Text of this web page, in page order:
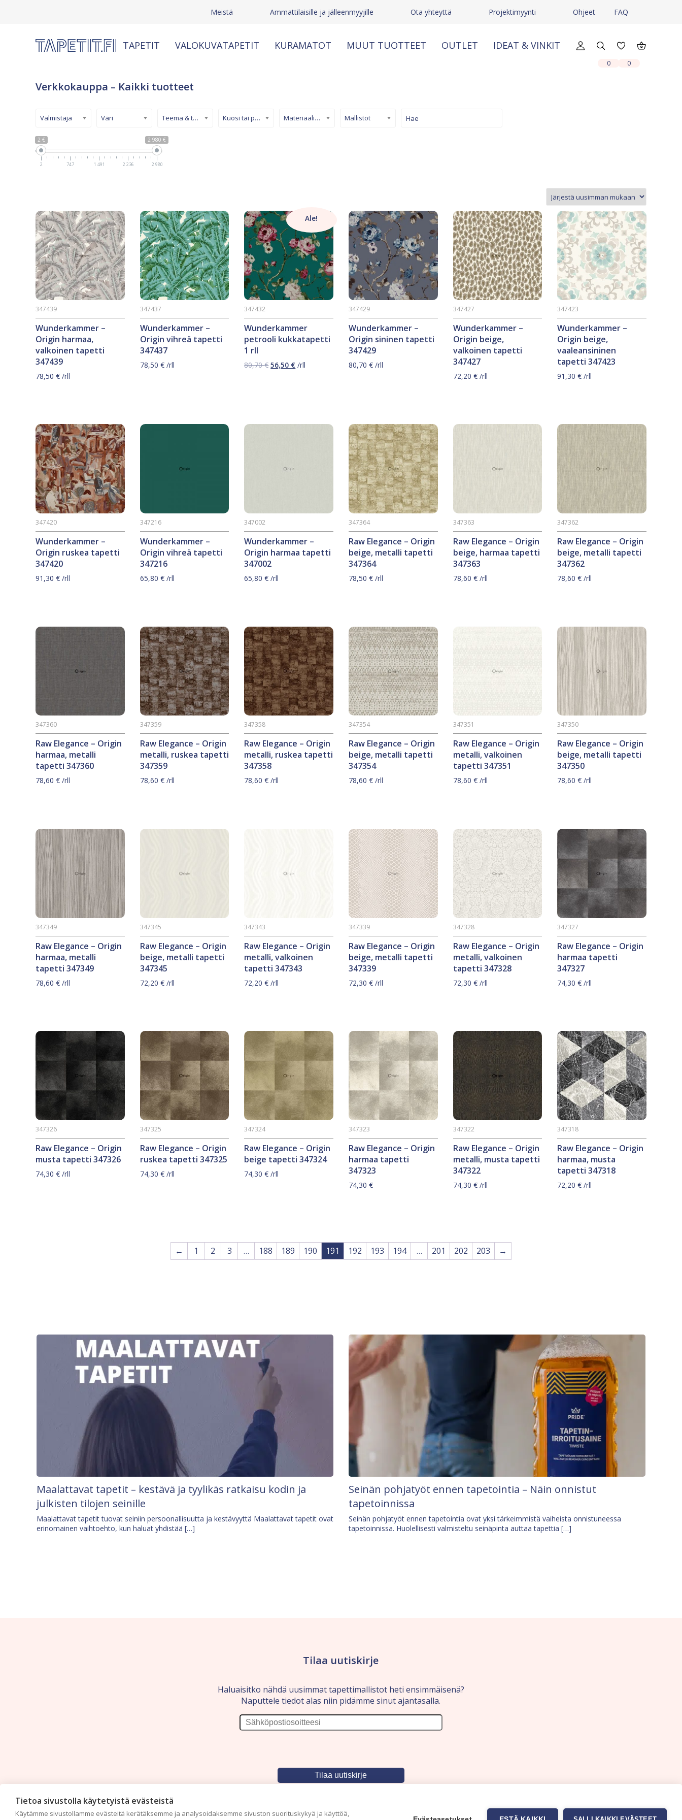
Tietoa sivustolla käytetyistä evästeistä
Käytämme sivustollamme evästeitä kerätäksemme ja analysoidaksemme sivuston suorituskykyä ja käyttöä,
Meistä Ammattilaisille ja jälleenmyyjille Ota yhteyttä Projektimyynti Ohjeet FAQ
TAPETIT VALOKUVATAPETIT KURAMATOT MUUT TUOTTEET OUTLET IDEAT & VINKIT
0 0
Verkkokauppa – Kaikki tuotteet
2 € 2 980 €
2 747 1 491 2 236 2 980
Valmistaja Väri Teema & tyyli Kuosi tai pinta Materiaali/ tuotetyyppi Mallistot
Wunderkammer –
Origin harmaa,
valkoinen tapetti
347439
347439
78,50 € /rll
Wunderkammer –
Origin vihreä tapetti
347437
347437
78,50 €/rll
Ale!
Wunderkammer
petrooli kukkatapetti
1 rll
347432
80,70€Alkuperäinen
56,50 €Nykyinen
/rll
Wunderkammer –
Origin sininen tapetti
347429
347429
80,70 €/rll
Wunderkammer –
Origin beige,
valkoinen tapetti
347427
347427
72,20 €/rll
Wunderkammer –
Origin beige,
vaaleansininen
tapetti 347423
347423
91,30€ /rll
Wunderkammer –
Origin ruskea tapetti
347420
347420
91,30 € /rll
Wunderkammer –
Origin vihreä tapetti
347216
347216
65,80 €/rll
Wunderkammer –
Origin harmaa tapetti
347002
347002
65,80€ /rll
Raw Elegance – Origin
beige, metalli tapetti
347364
347364
78,50 €/rll
Raw Elegance – Origin
beige, harmaa tapetti
347363
347363
78,60 €/rll
Raw Elegance – Origin
beige, metalli tapetti
347362
347362
78,60€ /rll
Raw Elegance – Origin
harmaa, metalli
tapetti 347360
347360
78,60 € /rll
Raw Elegance – Origin
metalli, ruskea tapetti
347359
347359
78,60 €/rll
Raw Elegance – Origin
metalli, ruskea tapetti
347358
347358
78,60€ /rll
Raw Elegance – Origin
beige, metalli tapetti
347354
347354
78,60 €/rll
Raw Elegance – Origin
metalli, valkoinen
tapetti 347351
347351
78,60 €/rll
Raw Elegance – Origin
beige, metalli tapetti
347350
347350
78,60€ /rll
Raw Elegance – Origin
harmaa, metalli
tapetti 347349
347349
78,60 € /rll
Raw Elegance – Origin
beige, metalli tapetti
347345
347345
72,20 €/rll
Raw Elegance – Origin
metalli, valkoinen
tapetti 347343
347343
72,20€ /rll
Raw Elegance – Origin
beige, metalli tapetti
347339
347339
72,30 €/rll
Raw Elegance – Origin
metalli, valkoinen
tapetti 347328
347328
72,30 €/rll
Raw Elegance – Origin
harmaa tapetti
347327
347327
74,30€ /rll
Raw Elegance – Origin
musta tapetti 347326
347326
74,30 € /rll
Raw Elegance – Origin
ruskea tapetti 347325
347325
74,30 €/rll
Raw Elegance – Origin
beige tapetti 347324
347324
74,30€ /rll
Raw Elegance – Origin
harmaa tapetti
347323
347323
74,30 €
Raw Elegance – Origin
metalli, musta tapetti
347322
347322
74,30 €/rll
Raw Elegance – Origin
harmaa, musta
tapetti 347318
347318
72,20€ /rll
← 1 2 3 … 188 189 190 191 192 193 194 … 201 202 203 →
Maalattavat tapetit – kestävä ja tyylikäs ratkaisu kodin ja
julkisten tilojen seinille
Maalattavat tapetit tuovat seiniin persoonallisuutta ja kestävyyttä Maalattavat tapetit ovat
erinomainen vaihtoehto, kun haluat yhdistää […]
Seinän pohjatyöt ennen tapetointia – Näin onnistut
tapetoinnissa
Seinän pohjatyöt ennen tapetointia ovat yksi tärkeimmistä vaiheista onnistuneessa
tapetoinnissa. Huolellisesti valmisteltu seinäpinta auttaa tapettia […]
Tilaa uutiskirje
Haluaisitko nähdä uusimmat tapettimallistot heti ensimmäisenä?
Naputtele tiedot alas niin pidämme sinut ajantasalla.